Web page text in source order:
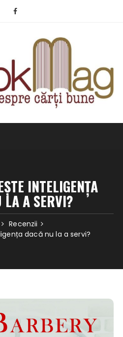
INTELIGENȚA
LA A SERVI?
Recenzii
dacă nu la a servi?